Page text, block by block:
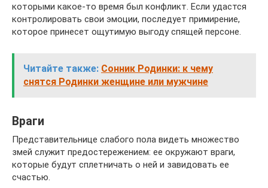
которыми какое-то время был конфликт. Если удастся
контролировать свои эмоции, последует примирение,
которое принесет ощутимую выгоду спящей персоне.
Читайте также: Сонник Родинки: к чему
снятся Родинки женщине или мужчине
Враги
Представительнице слабого пола видеть множество
змей служит предостережением: ее окружают враги,
которые будут сплетничать о ней и завидовать ее
счастью.